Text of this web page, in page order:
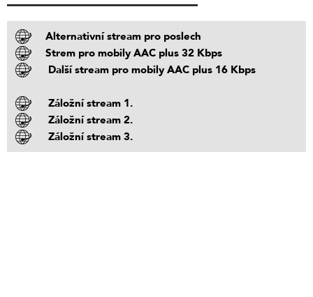
Alternativní stream pro poslech
Strem pro mobily AAC plus 32 Kbps
Další stream pro mobily AAC plus 16 Kbps
Záložní stream 1.
Záložní stream 2.
Záložní stream 3.